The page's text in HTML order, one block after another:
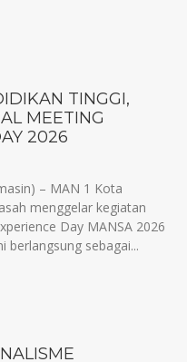
TINGGI,
MEETING
2026
– MAN 1 Kota
menggelar kegiatan
Day MANSA 2026
berlangsung sebagai...